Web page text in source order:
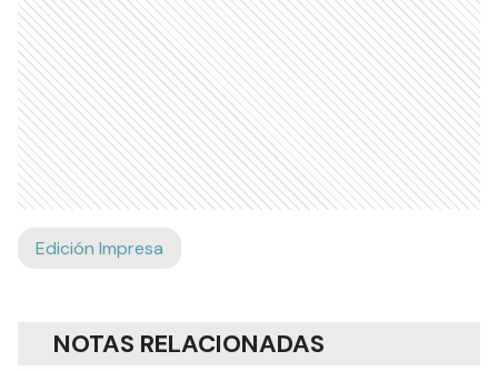
Edición Impresa
NOTAS RELACIONADAS